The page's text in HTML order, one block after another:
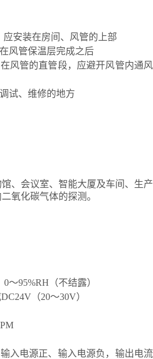
安装在房间、风管的上部
风管保温层完成之后
风管的直管段，应避开风管内通风
试、维修的地方
、会议室、智能大厦及车间、生产
氧化碳气体的探测。
～95%RH（不结露）
（20～30V）
入电源正、输入电源负，输出电流